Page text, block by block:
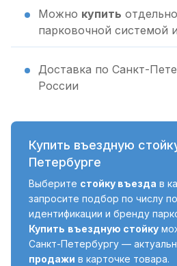
Можно купить
парковочной системой
Доставка по Санкт-
России
Купить въездную
Петербурге
Выберите стойку въезда в
запросите подбор по числу
идентификации и бренду
Купить въездную стойку
Санкт-Петербургу —
продажи в карточке товара.